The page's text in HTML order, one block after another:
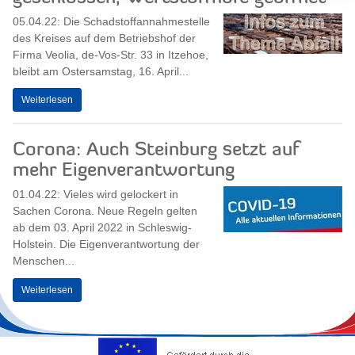
05.04.22: Die Schadstoffannahmestelle
des Kreises auf dem Betriebshof der
Firma Veolia, de-Vos-Str. 33 in Itzehoe,
bleibt am Ostersamstag, 16. April...
Weiterlesen
Corona: Auch Steinburg setzt auf
mehr Eigenverantwortung
01.04.22: Vieles wird gelockert in
Sachen Corona. Neue Regeln gelten
ab dem 03. April 2022 in Schleswig-
Holstein. Die Eigenverantwortung der
Menschen...
Weiterlesen